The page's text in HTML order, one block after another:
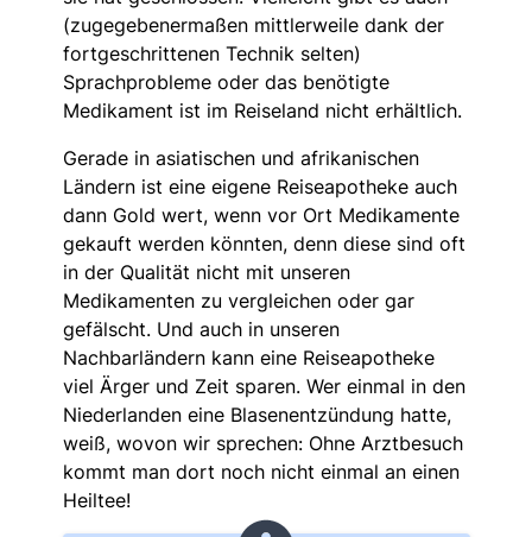
(zugegebenermaßen mittlerweile dank der
fortgeschrittenen Technik selten)
Sprachprobleme oder das benötigte
Medikament ist im Reiseland nicht erhältlich.
Gerade in asiatischen und afrikanischen
Ländern ist eine eigene Reiseapotheke auch
dann Gold wert, wenn vor Ort Medikamente
gekauft werden könnten, denn diese sind oft
in der Qualität nicht mit unseren
Medikamenten zu vergleichen oder gar
gefälscht. Und auch in unseren
Nachbarländern kann eine Reiseapotheke
viel Ärger und Zeit sparen. Wer einmal in den
Niederlanden eine Blasenentzündung hatte,
weiß, wovon wir sprechen: Ohne Arztbesuch
kommt man dort noch nicht einmal an einen
Heiltee!